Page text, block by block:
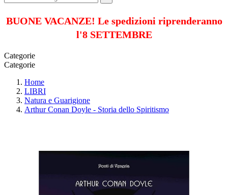
BUONE VACANZE! Le spedizioni riprenderanno
l'8 SETTEMBRE
Categorie
Categorie
Home
LIBRI
Natura e Guarigione
Arthur Conan Doyle - Storia dello Spiritismo